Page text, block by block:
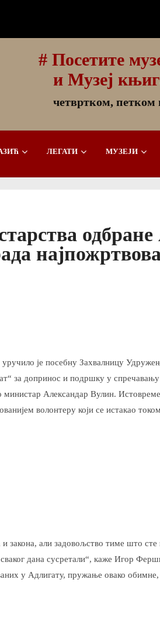
# Посетите
и Музеј
четвртком, петком
ЛЕГАТИ МУЗЕЈИ
одбране
је посебну Захвалницу
за допринос и подршку у
министар Александар Вулин.
волонтеру који се истакао
закона, али задовољство тиме што сте
дана сусретали“, каже Игор
у Адлигату, пружање овако